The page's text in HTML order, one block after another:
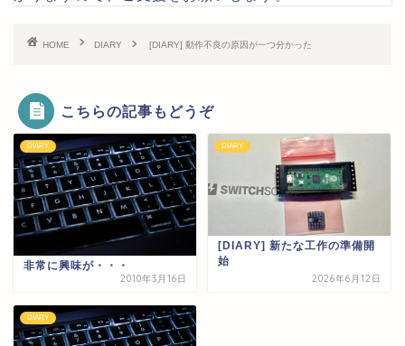
HOME DIARY [DIARY] 動作不良の原因が一つ分かった
こちらの記事もどうぞ
DIARY
非常に興味が・・・
2010年3月16日
DIARY
[DIARY] 新たな工作の準備開
始
2026年6月12日
DIARY